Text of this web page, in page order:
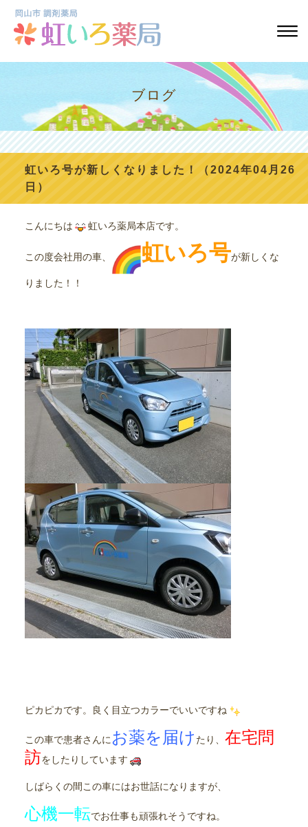
ブログ
虹いろ号が新しくなりました！（2024年04月26
日）
こんにちは 虹いろ薬局本店です。
この度会社用の車、 虹いろ号が新しくな
りました！！
ピカピカです。良く目立つカラーでいいですね
この車で患者さんに お薬を届け たり、 在宅問
訪をしたりしています
しばらくの間この車にはお世話になりますが、
心機一転でお仕事も頑張れそうですね。